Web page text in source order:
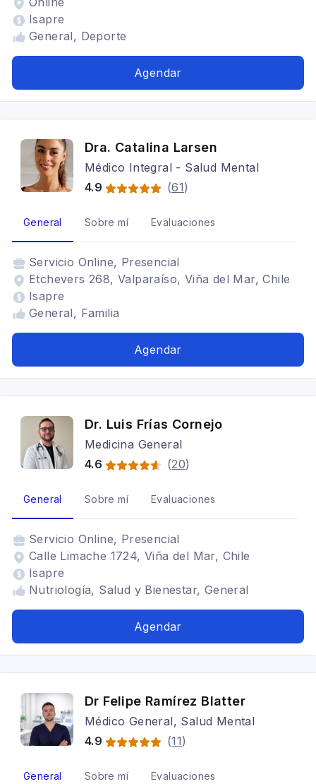
Isapre
General, Deporte
Agendar
Dra. Catalina Larsen
Médico Integral - Salud Mental
4.9
(61)
General Sobre mí Evaluaciones
Servicio Online, Presencial
Etchevers 268, Valparaíso, Viña del Mar, Chile
Isapre
General, Familia
Agendar
Dr. Luis Frías Cornejo
Medicina General
4.6
(20)
General Sobre mí Evaluaciones
Servicio Online, Presencial
Calle Limache 1724, Viña del Mar, Chile
Isapre
Nutriología, Salud y Bienestar, General
Agendar
Dr Felipe Ramírez Blatter
Médico General, Salud Mental
4.9
(11)
General Sobre mí Evaluaciones